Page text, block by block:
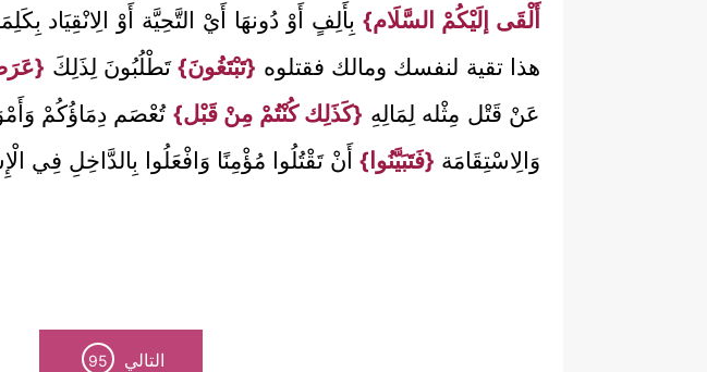
أَلْقَى إلَيْكُمْ السَّلَام}بِأَلِفٍ أَوْ دُونهَا أَيْ التَّحِيَّة أَوْ الِانْقِيَاد
هذا تقية لنفسك ومالك فقتلوه {تَبْتَغُونَ}تَطْلُبُونَ لِذَلِكَ {عَرَض
عَنْ قَتْل مِثْله لِمَالِهِ {كَذَلِك كُنْتُمْ مِنْ قَبْل} تُعْصَم دِمَاؤُكُمْ
وَالِاسْتِقَامَة {فَتَبَيَّنُوا} أَنْ تَقْتُلُوا مُؤْمِنًا وَافْعَلُوا بِالدَّاخِلِ فِي
التالي 95